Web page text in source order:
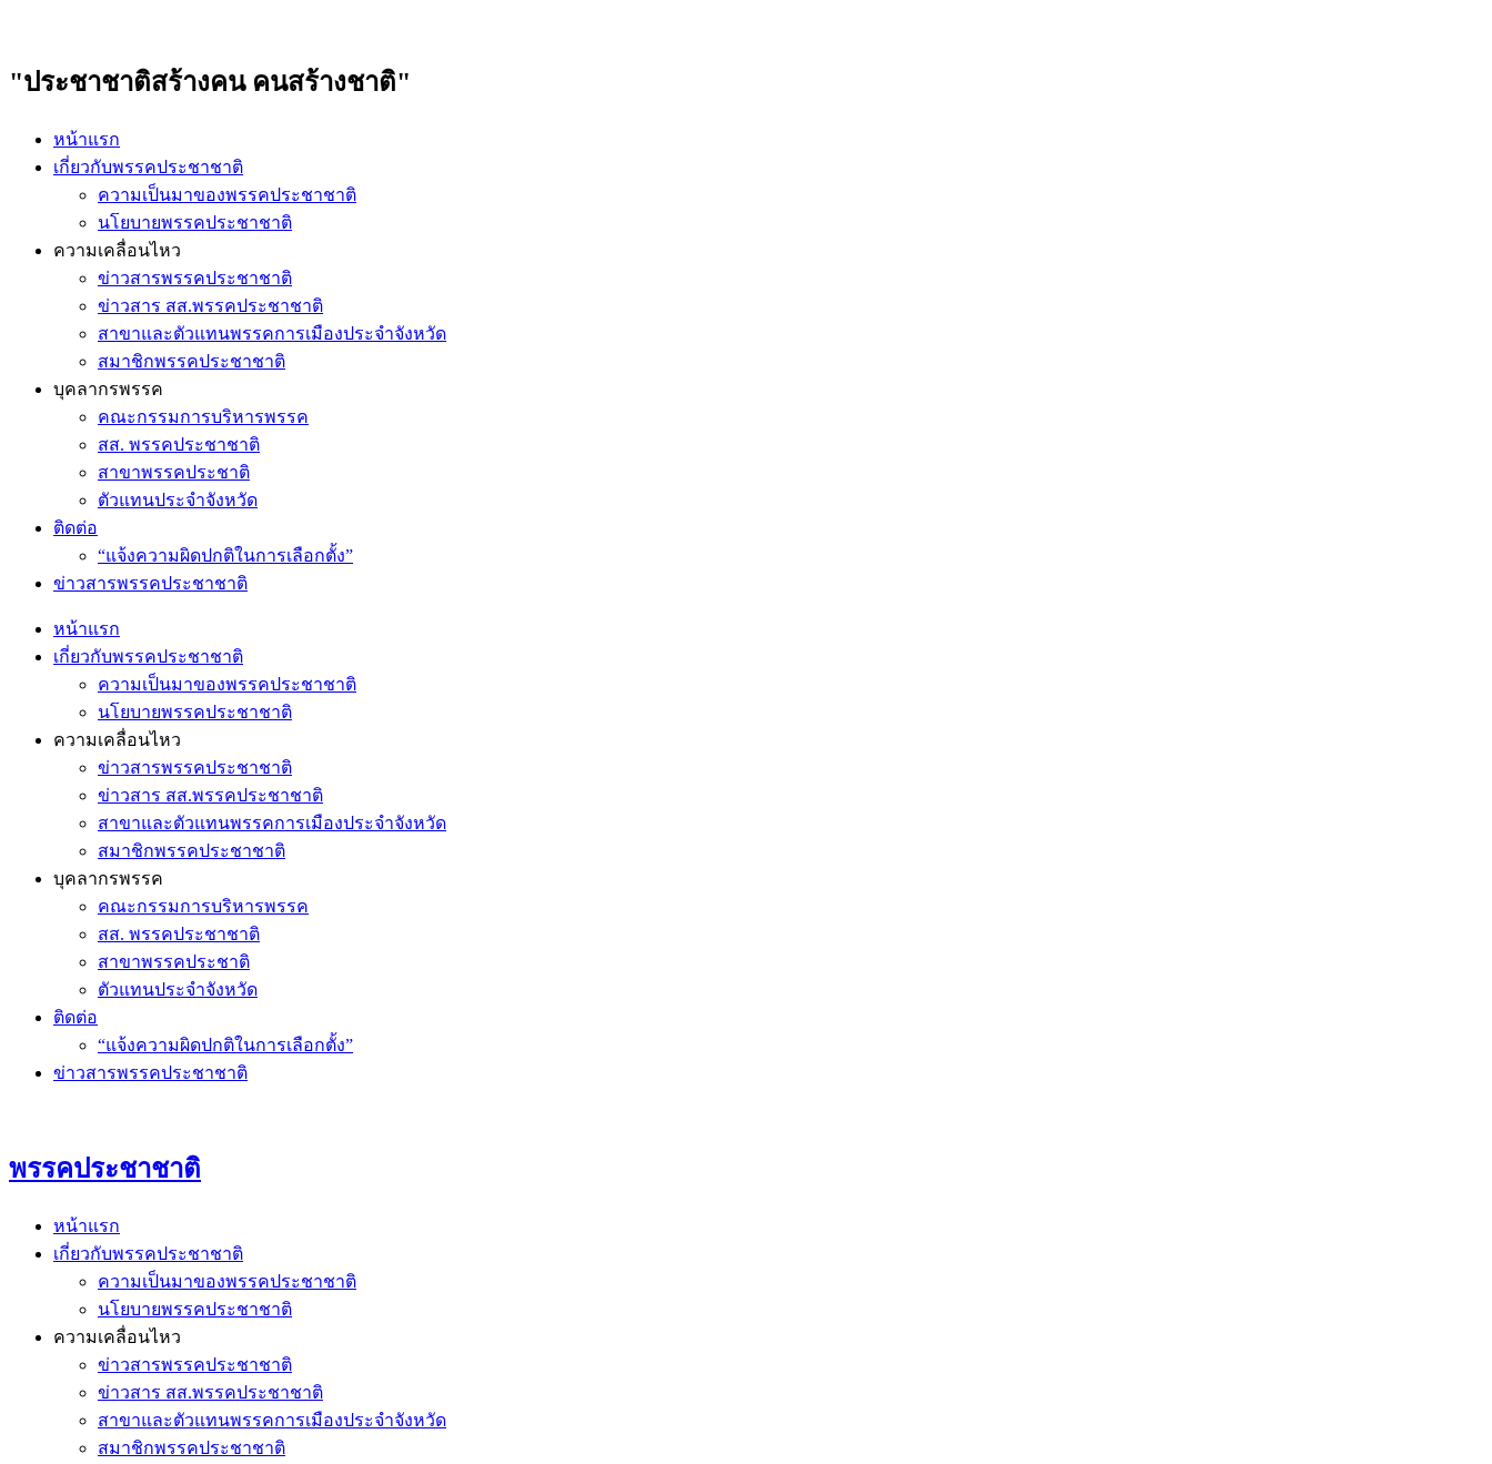
"ประชาชาติสร้างคน คนสร้างชาติ"
หน้าแรก
เกี่ยวกับพรรคประชาชาติ
ความเป็นมาของพรรคประชาชาติ
นโยบายพรรคประชาชาติ
ความเคลื่อนไหว
ข่าวสารพรรคประชาชาติ
ข่าวสาร สส.พรรคประชาชาติ
สาขาและตัวแทนพรรคการเมืองประจำจังหวัด
สมาชิกพรรคประชาชาติ
บุคลากรพรรค
คณะกรรมการบริหารพรรค
สส. พรรคประชาชาติ
สาขาพรรคประชาติ
ตัวแทนประจำจังหวัด
ติดต่อ
“แจ้งความผิดปกติในการเลือกตั้ง”
ข่าวสารพรรคประชาชาติ
หน้าแรก
เกี่ยวกับพรรคประชาชาติ
ความเป็นมาของพรรคประชาชาติ
นโยบายพรรคประชาชาติ
ความเคลื่อนไหว
ข่าวสารพรรคประชาชาติ
ข่าวสาร สส.พรรคประชาชาติ
สาขาและตัวแทนพรรคการเมืองประจำจังหวัด
สมาชิกพรรคประชาชาติ
บุคลากรพรรค
คณะกรรมการบริหารพรรค
สส. พรรคประชาชาติ
สาขาพรรคประชาติ
ตัวแทนประจำจังหวัด
ติดต่อ
“แจ้งความผิดปกติในการเลือกตั้ง”
ข่าวสารพรรคประชาชาติ
พรรคประชาชาติ
หน้าแรก
เกี่ยวกับพรรคประชาชาติ
ความเป็นมาของพรรคประชาชาติ
นโยบายพรรคประชาชาติ
ความเคลื่อนไหว
ข่าวสารพรรคประชาชาติ
ข่าวสาร สส.พรรคประชาชาติ
สาขาและตัวแทนพรรคการเมืองประจำจังหวัด
สมาชิกพรรคประชาชาติ